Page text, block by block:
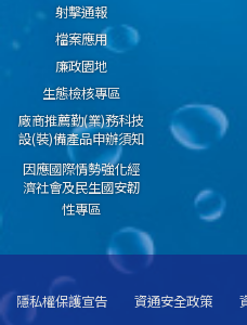
射擊通報
檔案應用
廉政園地
生態檢核專區
廠商推薦勤(業)務科技
設(裝)備產品申辦須知
因應國際情勢強化經
濟社會及民生國安韌
性專區
隱私權保護宣告 資通安全政策